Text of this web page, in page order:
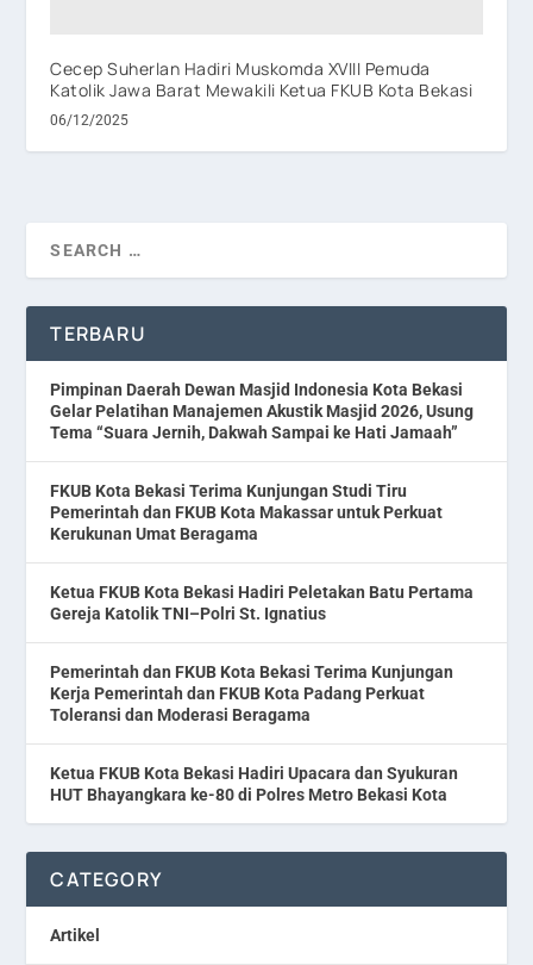
Cecep Suherlan Hadiri Muskomda XVIII Pemuda
Katolik Jawa Barat Mewakili Ketua FKUB Kota Bekasi
06/12/2025
TERBARU
Pimpinan Daerah Dewan Masjid Indonesia Kota Bekasi
Gelar Pelatihan Manajemen Akustik Masjid 2026, Usung
Tema “Suara Jernih, Dakwah Sampai ke Hati Jamaah”
FKUB Kota Bekasi Terima Kunjungan Studi Tiru
Pemerintah dan FKUB Kota Makassar untuk Perkuat
Kerukunan Umat Beragama
Ketua FKUB Kota Bekasi Hadiri Peletakan Batu Pertama
Gereja Katolik TNI–Polri St. Ignatius
Pemerintah dan FKUB Kota Bekasi Terima Kunjungan
Kerja Pemerintah dan FKUB Kota Padang Perkuat
Toleransi dan Moderasi Beragama
Ketua FKUB Kota Bekasi Hadiri Upacara dan Syukuran
HUT Bhayangkara ke-80 di Polres Metro Bekasi Kota
CATEGORY
Artikel